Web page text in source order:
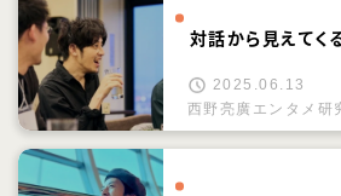
対話から見えてく
2025.06.13
西野亮廣エンタメ研